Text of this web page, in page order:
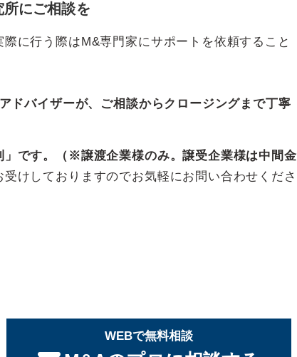
にご相談を
に行う際はM&専門家にサポートを依頼すること
ドバイザーが、ご相談からクロージングまで丁寧
」です。（※譲渡企業様のみ。譲受企業様は中間金
けしておりますのでお気軽にお問い合わせくださ
WEBで無料相談